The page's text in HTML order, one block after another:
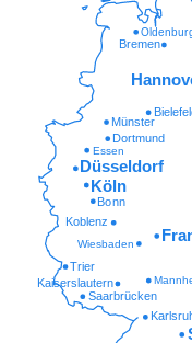
Saarbrücken
Kaiserslautern
Trier
Wiesbaden
Koblenz
Bonn
Essen
Dortmund
Münster
Köln
Düsseldorf
Bremen